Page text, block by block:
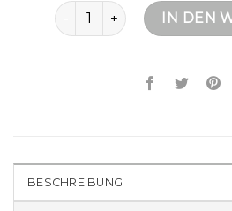
travelite rucksack Menge
IN DEN
BESCHREIBUNG